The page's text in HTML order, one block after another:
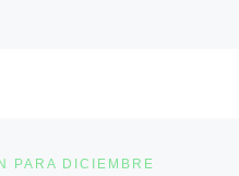
PARA DICIEMBRE